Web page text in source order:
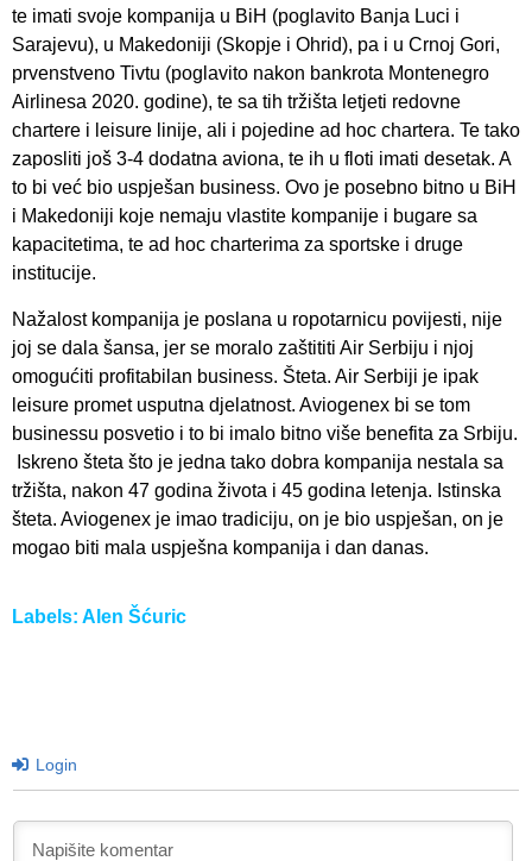
te imati svoje kompanija u BiH (poglavito Banja Luci i
Sarajevu), u Makedoniji (Skopje i Ohrid), pa i u Crnoj Gori,
prvenstveno Tivtu (poglavito nakon bankrota Montenegro
Airlinesa 2020. godine), te sa tih tržišta letjeti redovne
chartere i leisure linije, ali i pojedine ad hoc chartera. Te tako
zaposliti još 3-4 dodatna aviona, te ih u floti imati desetak. A
to bi već bio uspješan business. Ovo je posebno bitno u BiH
i Makedoniji koje nemaju vlastite kompanije i bugare sa
kapacitetima, te ad hoc charterima za sportske i druge
institucije.
Nažalost kompanija je poslana u ropotarnicu povijesti, nije
joj se dala šansa, jer se moralo zaštititi Air Serbiju i njoj
omogućiti profitabilan business. Šteta. Air Serbiji je ipak
leisure promet usputna djelatnost. Aviogenex bi se tom
businessu posvetio i to bi imalo bitno više benefita za Srbiju.
Iskreno šteta što je jedna tako dobra kompanija nestala sa
tržišta, nakon 47 godina života i 45 godina letenja. Istinska
šteta. Aviogenex je imao tradiciju, on je bio uspješan, on je
mogao biti mala uspješna kompanija i dan danas.
Labels: Alen Šćuric
Login